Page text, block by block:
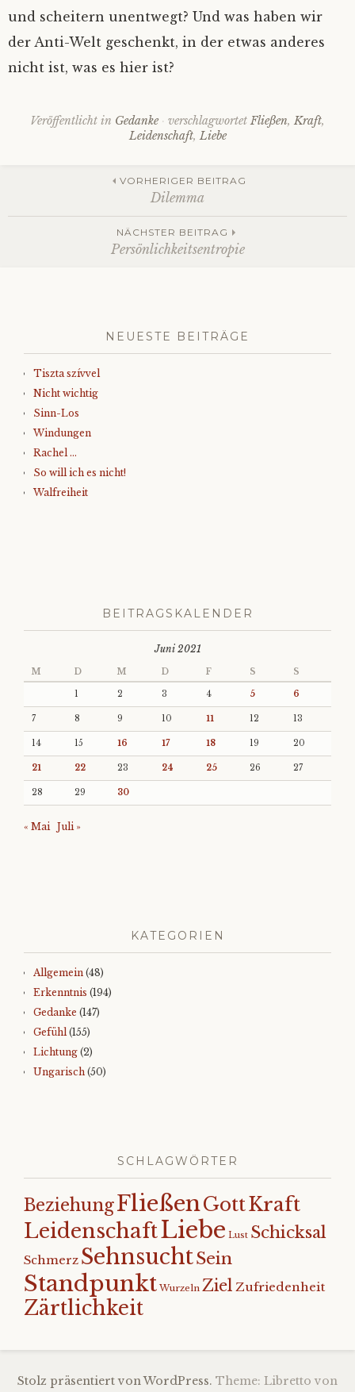
und scheitern unentwegt? Und was haben wir
der Anti-Welt geschenkt, in der etwas anderes
nicht ist, was es hier ist?
Veröffentlicht in Gedanke verschlagwortet Fließen, Kraft,
Leidenschaft, Liebe
Beitrags-
Navigation
VORHERIGER BEITRAG
Dilemma
NÄCHSTER BEITRAG
Persönlichkeitsentropie
NEUESTE BEITRÄGE
Tiszta szívvel
Nicht wichtig
Sinn-Los
Windungen
Rachel …
So will ich es nicht!
Walfreiheit
BEITRAGSKALENDER
Juni 2021
M D M D F S S
1 2 3 4 5 6
7 8 9 10 11 12 13
14 15 16 17 18 19 20
21 22 23 24 25 26 27
28 29 30
« Mai Juli »
KATEGORIEN
Allgemein (48)
Erkenntnis (194)
Gedanke (147)
Gefühl(155)
Lichtung (2)
Ungarisch (50)
SCHLAGWÖRTER
BeziehungFließenGottKraft
LeidenschaftLiebe Lust Schicksal
Schmerz SehnsuchtSein
Standpunkt Wurzeln Ziel Zufriedenheit
Zärtlichkeit
Stolz präsentiert von WordPress. Theme: Libretto von